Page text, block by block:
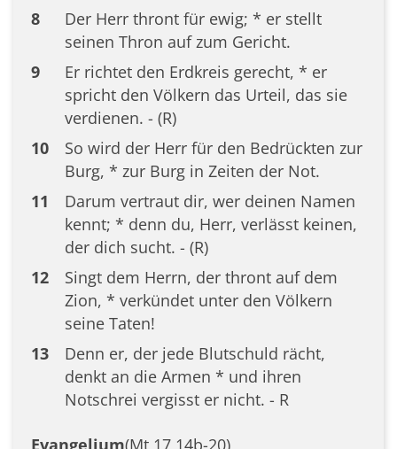
8
Der Herr thront für ewig; * er stellt
seinen Thron auf zum Gericht.
9
Er richtet den Erdkreis gerecht, * er
spricht den Völkern das Urteil, das sie
verdienen. - (R)
10
So wird der Herr für den Bedrückten zur
Burg, * zur Burg in Zeiten der Not.
11
Darum vertraut dir, wer deinen Namen
kennt; * denn du, Herr, verlässt keinen,
der dich sucht. - (R)
12
Singt dem Herrn, der thront auf dem
Zion, * verkündet unter den Völkern
seine Taten!
13
Denn er, der jede Blutschuld rächt,
denkt an die Armen * und ihren
Notschrei vergisst er nicht. - R
Evangelium(Mt 17,14b-20)